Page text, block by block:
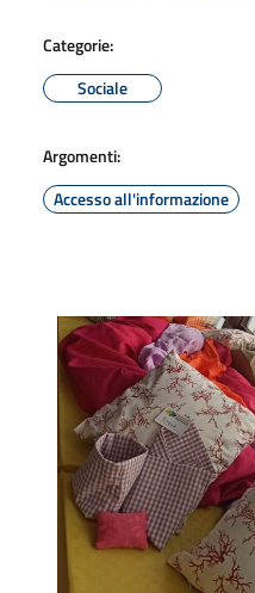
Categorie:
Sociale
Argomenti:
Accesso all'informazione